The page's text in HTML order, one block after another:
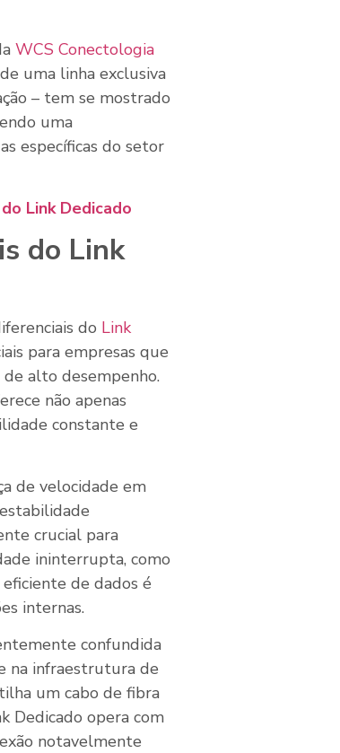
WCS Conectologia
uma linha exclusiva
– tem se mostrado
uma
específicas do setor
Link Dedicado
do Link
do Link
para empresas que
alto desempenho.
não apenas
constante e
de velocidade em
crucial para
ininterrupta, como
de dados é
internas.
confundida
na infraestrutura de
um cabo de fibra
Dedicado opera com
notavelmente